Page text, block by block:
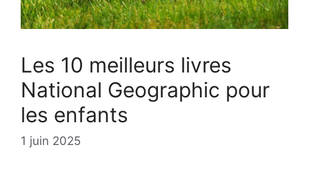
Les 10 meilleurs livres
National Geographic pour
les enfants
1 juin 2025